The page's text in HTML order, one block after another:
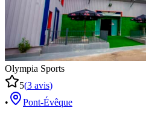
Olympia Sports
5(3 avis)
•
Pont-Évêque